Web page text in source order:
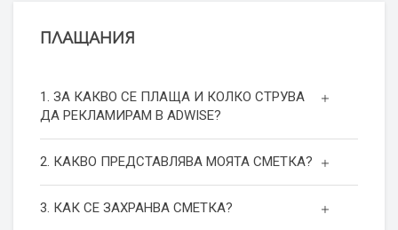
ПЛАЩАНИЯ
1. ЗА КАКВО СЕ ПЛАЩА И КОЛКО СТРУВА
ДА РЕКЛАМИРАМ В ADWISE?
2. КАКВО ПРЕДСТАВЛЯВА МОЯТА СМЕТКА?
3. КАК СЕ ЗАХРАНВА СМЕТКА?